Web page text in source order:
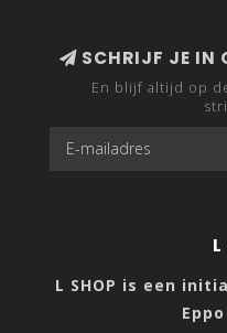
SCHRIJF JE IN
En blijf altijd op
L SHOP is een